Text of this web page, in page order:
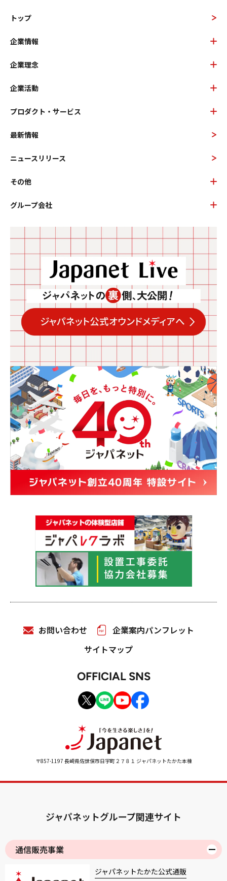
トップ
企業情報
企業理念
企業活動
プロダクト・サービス
最新情報
ニュースリリース
その他
グループ会社
〒857-1197 長崎県佐世保市日宇町２７８１ ジャパネットたかた本棟
お問い合わせ
企業案内パンフレット
サイトマップ
OFFICIAL SNS
ジャパネットグループ関連サイト
通信販売事業
ジャパネットたかた公式通販